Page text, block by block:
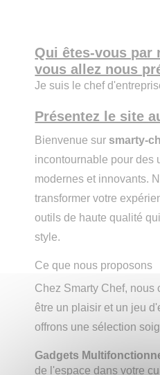
Qui êtes-vous par
vous allez nous
Je suis le chef
Présentez le site
Bienvenue sur smarty-
incontournable pour des
modernes et innovants.
transformer votre
outils de haute qualité
style.
Ce que nous proposons
Chez Smarty Chef, nous
être un plaisir et un jeu
offrons une sélection
Gadgets
de l'espace dans votre